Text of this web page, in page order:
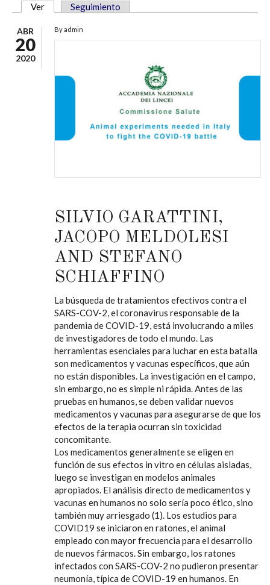
SOLAPAS PRINCIPALES
Ver (solapa activa)
Seguimiento
ABR
20
2020
By admin
SILVIO GARATTINI,
JACOPO MELDOLESI
AND STEFANO
SCHIAFFINO
La búsqueda de tratamientos efectivos contra el
SARS-COV-2, el coronavirus responsable de la
pandemia de COVID-19, está involucrando a miles
de investigadores de todo el mundo. Las
herramientas esenciales para luchar en esta batalla
son medicamentos y vacunas específicos, que aún
no están disponibles. La investigación en el campo,
sin embargo, no es simple ni rápida. Antes de las
pruebas en humanos, se deben validar nuevos
medicamentos y vacunas para asegurarse de que los
efectos de la terapia ocurran sin toxicidad
concomitante.
Los medicamentos generalmente se eligen en
función de sus efectos in vitro en células aisladas,
luego se investigan en modelos animales
apropiados. El análisis directo de medicamentos y
vacunas en humanos no solo sería poco ético, sino
también muy arriesgado (1). Los estudios para
COVID19 se iniciaron en ratones, el animal
empleado con mayor frecuencia para el desarrollo
de nuevos fármacos. Sin embargo, los ratones
infectados con SARS-COV-2 no pudieron presentar
neumonía, típica de COVID-19 en humanos. En